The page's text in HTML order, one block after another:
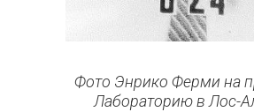
Фото Энрико Ферми на
Лабораторию в Лос-